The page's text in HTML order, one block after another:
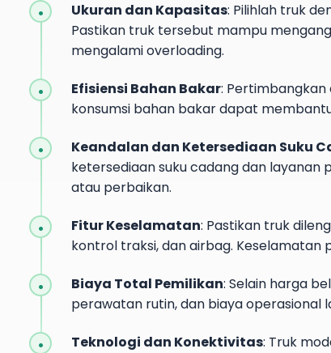
Ukuran dan Kapasitas: Pilihlah truk
Pastikan truk tersebut mampu
mengalami overloading.
Efisiensi Bahan Bakar: Pertimbangkan
konsumsi bahan bakar dapat
Keandalan dan Ketersediaan Suku
ketersediaan suku cadang dan layanan
atau perbaikan.
Fitur Keselamatan: Pastikan truk
kontrol traksi, dan airbag. Keselamatan
Biaya Total Pemilikan: Selain harga
perawatan rutin, dan biaya operasional
Teknologi dan Konektivitas: Truk